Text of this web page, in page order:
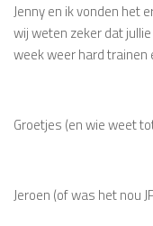
Jenny en ik vonden het
wij weten zeker dat
week weer hard trainen
Groetjes (en wie weet
Jeroen (of was het nou